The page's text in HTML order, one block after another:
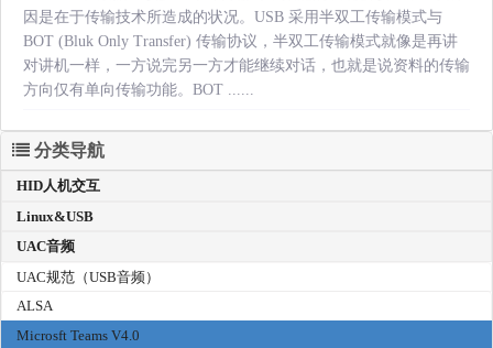
因是在于传输技术所造成的状况。USB 采用半双工传输模式与
BOT (Bluk Only Transfer) 传输协议，半双工传输模式就像是再讲
对讲机一样，一方说完另一方才能继续对话，也就是说资料的传输
方向仅有单向传输功能。BOT ......
分类导航
HID人机交互
Linux&USB
UAC音频
UAC规范（USB音频）
ALSA
Microsft Teams V4.0